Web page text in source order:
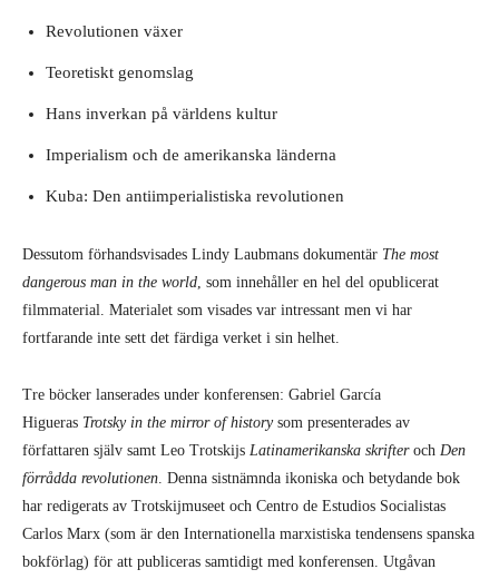
Revolutionen växer
Teoretiskt genomslag
Hans inverkan på världens kultur
Imperialism och de amerikanska länderna
Kuba: Den antiimperialistiska revolutionen
Dessutom förhandsvisades Lindy Laubmans dokumentär The most
dangerous man in the world , som innehåller en hel del opublicerat
filmmaterial. Materialet som visades var intressant men vi har
fortfarande inte sett det färdiga verket i sin helhet.
Tre böcker lanserades under konferensen: Gabriel García
Higueras Trotsky in the mirror of historysom presenterades av
författaren själv samt Leo Trotskijs Latinamerikanska skrifteroch Den
förrådda revolutionen . Denna sistnämnda ikoniska och betydande bok
har redigerats av Trotskijmuseet och Centro de Estudios Socialistas
Carlos Marx (som är den Internationella marxistiska tendensens spanska
bokförlag) för att publiceras samtidigt med konferensen. Utgåvan